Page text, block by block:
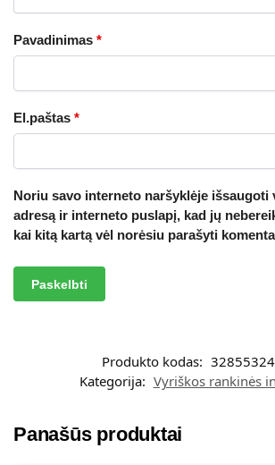
Pavadinimas *
El.paštas *
Noriu savo interneto naršyklėje išsaugoti
adresą ir interneto puslapį, kad jų
kai kitą kartą vėl norėsiu parašyti
a
Produkto kodas:
Kategorija: Vyriškos rankinės
Panašūs produktai